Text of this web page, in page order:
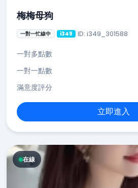
梅梅母狗
一對一忙線中 i349 ID: i349_301588
一對多點數
一對一點數
滿意度評分
立即進入
在線